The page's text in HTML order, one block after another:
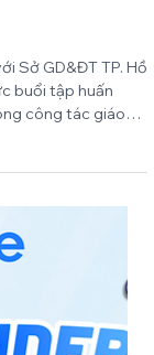
trường
AI
buổi tập huấn
viên Nhà trường.
THPT Bình Tân
xây dựng học
ứng với định
đạo của Bộ